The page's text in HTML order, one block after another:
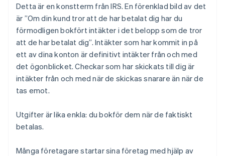
Detta är en konstterm från IRS. En förenklad bild av det
är ”Om din kund tror att de har betalat dig har du
förmodligen bokfört intäkter i det belopp som de tror
att de har betalat dig”. Intäkter som har kommit in på
ett av dina konton är definitivt intäkter från och med
det ögonblicket. Checkar som har skickats till dig är
intäkter från och med när de skickas snarare än när de
tas emot.
Utgifter är lika enkla: du bokför dem när de faktiskt
betalas.
Många företagare startar sina företag med hjälp av